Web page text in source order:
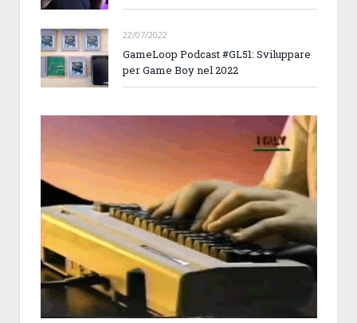
22/07/2022
GameLoop Podcast #GL51: Sviluppare
per Game Boy nel 2022